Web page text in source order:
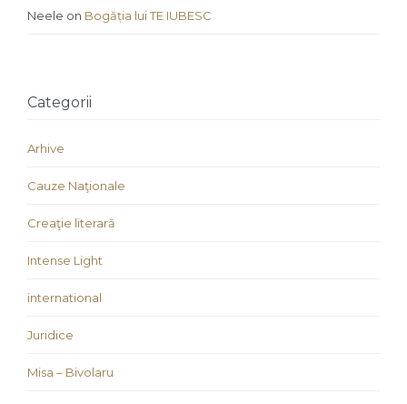
Neele on Bogăția lui TE IUBESC
Categorii
Arhive
Cauze Naţionale
Creaţie literară
Intense Light
international
Juridice
Misa – Bivolaru